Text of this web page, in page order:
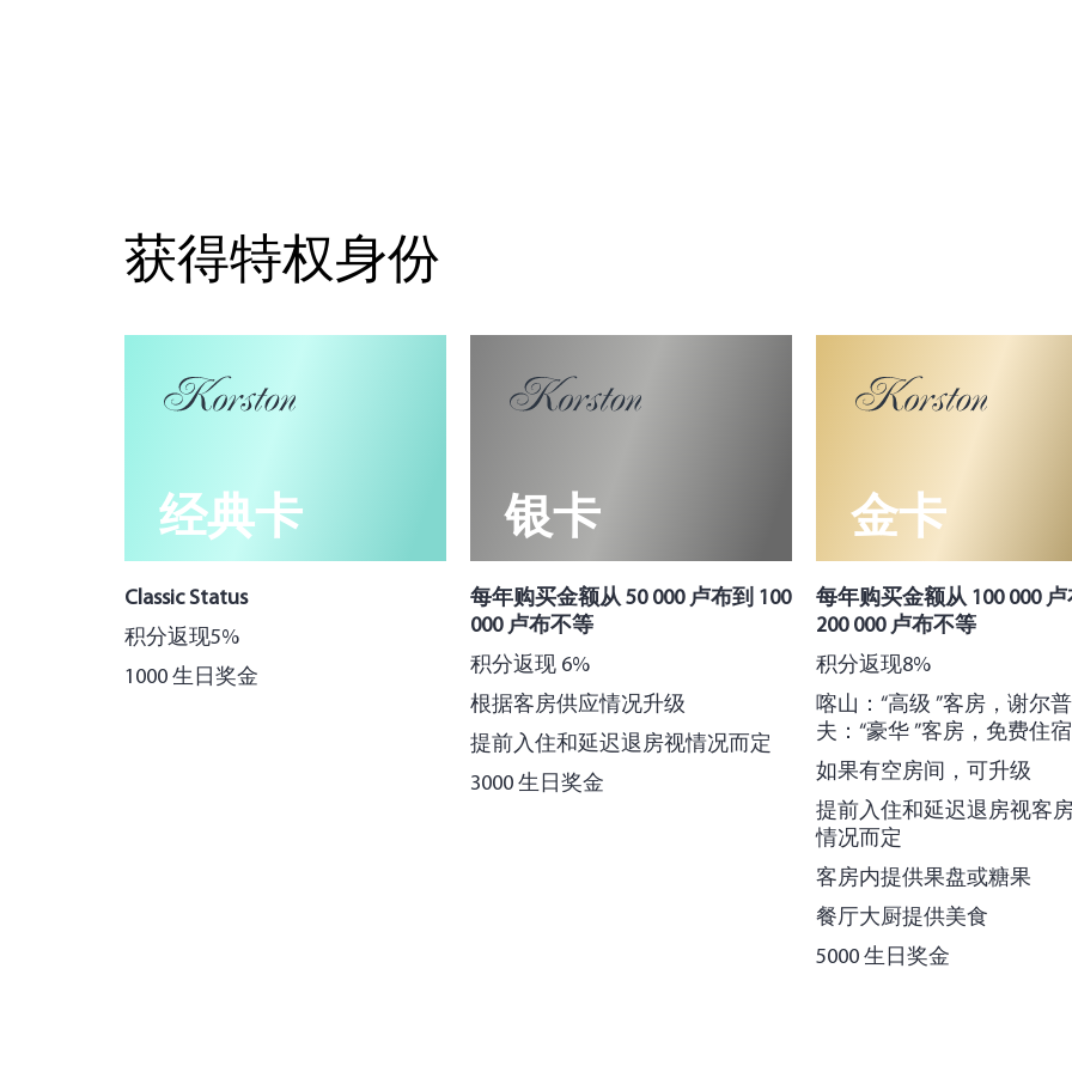
获得特权身份
经典卡
Classic Status
积分返现5%
1000 生日奖金
银卡
每年购买金额从 50 000 卢布到 100
000 卢布不等
积分返现 6%
根据客房供应情况升级
提前入住和延迟退房视情况而定
3000 生日奖金
金卡
每年购买金额从 100 000
200 000 卢布不等
积分返现8%
喀山：“高级 ”客房，谢尔
夫：“豪华 ”客房，免费住
如果有空房间，可升级
提前入住和延迟退房视客
情况而定
客房内提供果盘或糖果
餐厅大厨提供美食
5000 生日奖金